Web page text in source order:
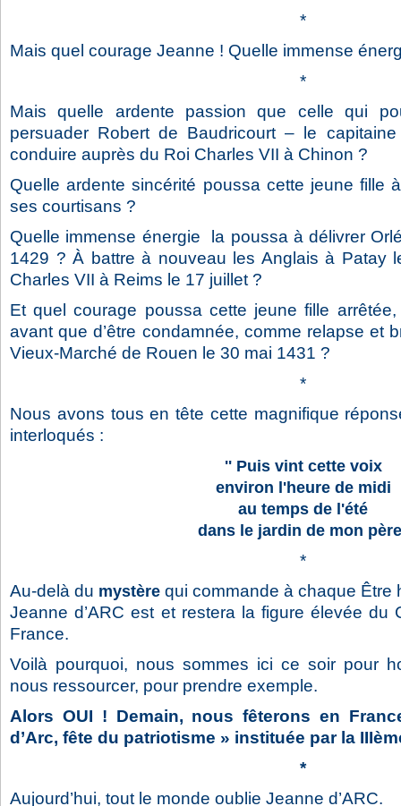
*
Mais quel courage Jeanne ! Quelle immense
*
Mais quelle ardente passion que celle qui
persuader Robert de Baudricourt – le
conduire auprès du Roi Charles VII à Chinon ?
Quelle ardente sincérité poussa cette jeune fille
ses courtisans ?
Quelle immense énergie la poussa à délivrer
1429 ? À battre à nouveau les Anglais à Patay
Charles VII à Reims le 17 juillet ?
Et quel courage poussa cette jeune fille
avant que d’être condamnée, comme relapse et
Vieux-Marché de Rouen le 30 mai 1431 ?
*
Nous avons tous en tête cette magnifique
interloqués :
'' Puis vint cette voix
environ l'heure de midi
au temps de l'été
dans le jardin de mon
*
Au-delà du mystère qui commande à chaque Être
Jeanne d’ARC est et restera la figure élevée du
France.
Voilà pourquoi, nous sommes ici ce soir pour
nous ressourcer, pour prendre exemple.
Alors OUI ! Demain, nous fêterons en
d’Arc, fête du patriotisme » instituée par la
*
Aujourd’hui, tout le monde oublie Jeanne d’ARC.